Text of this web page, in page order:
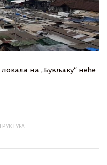
на „Бувљаку“ неће